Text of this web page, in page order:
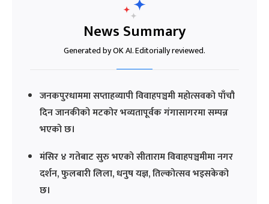
News Summary
Generated by OK AI. Editorially reviewed.
जनकपुरधाममा सप्ताहव्यापी विवाहपञ्चमी महोत्सवको पाँचौ
दिन जानकीको मटकोर भव्यतापूर्वक गंगासागरमा सम्पन्न
भएको छ।
मंसिर ४ गतेबाट सुरु भएको सीताराम विवाहपञ्चमीमा नगर
दर्शन, फुलबारी लिला, धनुष यज्ञ, तिल्कोत्सव भइसकेको
छ।